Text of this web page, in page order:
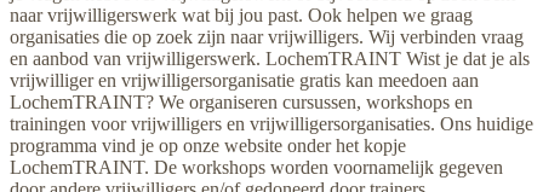
naar vrijwilligerswerk wat bij jou past. Ook helpen we graag
organisaties die op zoek zijn naar vrijwilligers. Wij verbinden vraag
en aanbod van vrijwilligerswerk. LochemTRAINT Wist je dat je als
vrijwilliger en vrijwilligersorganisatie gratis kan meedoen aan
LochemTRAINT? We organiseren cursussen, workshops en
trainingen voor vrijwilligers en vrijwilligersorganisaties. Ons huidige
programma vind je op onze website onder het kopje
LochemTRAINT. De workshops worden voornamelijk gegeven